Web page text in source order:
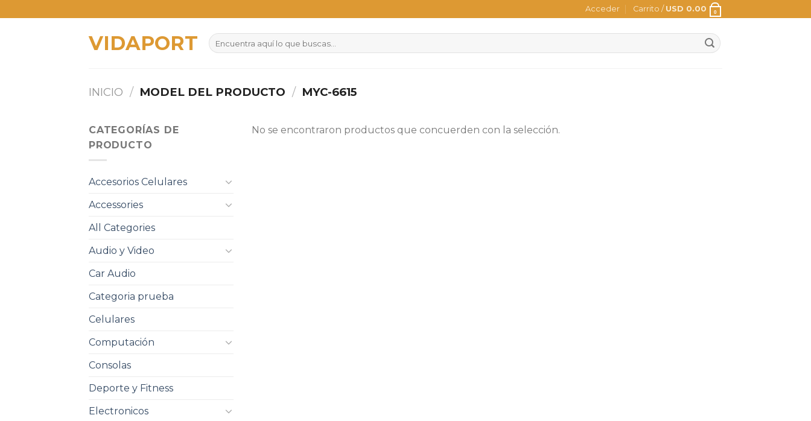
to
Acceder Carrito / USD 0.00 0
VIDAPORT
Buscar
por:
INICIO / MODEL DEL PRODUCTO / MYC-6615
CATEGORÍAS DE
PRODUCTO
Accesorios Celulares
Accessories
All Categories
Audio y Video
Car Audio
Categoria prueba
Celulares
Computación
Consolas
Deporte y Fitness
Electronicos
No se encontraron productos que concuerden con la selección.